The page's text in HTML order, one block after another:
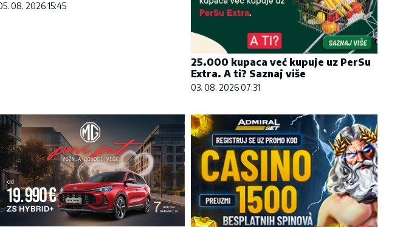
08. 2026 15:45
25.000 kupaca već kupuje uz PerSu
Extra. A ti? Saznaj više
03. 08. 2026 07:31